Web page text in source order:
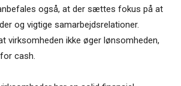
også, at der sættes fokus på at
og vigtige samarbejdsrelationer.
virksomheden ikke øger lønsomheden,
cash.